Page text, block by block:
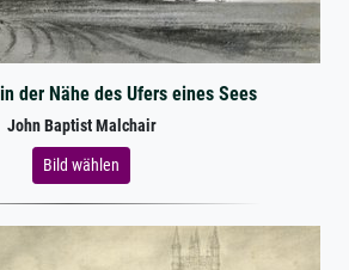
der Nähe des Ufers eines Sees
John Baptist Malchair
Bild wählen